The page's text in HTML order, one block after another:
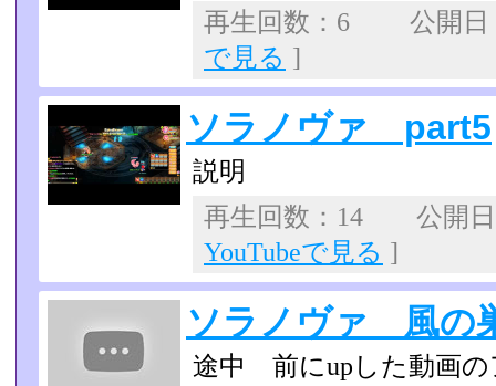
再生回数：6 公開
で見る ]
ソラノヴァ part5
説明
再生回数：14 公開
YouTubeで見る ]
ソラノヴァ 風の
途中 前にupした動画の